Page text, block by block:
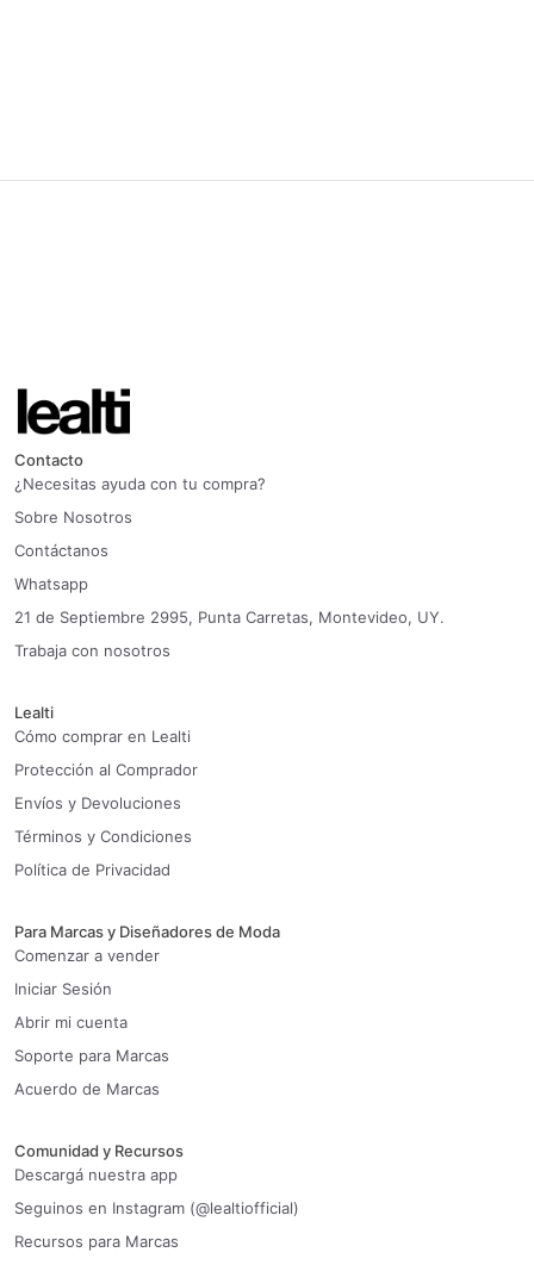
Contacto
¿Necesitas ayuda con tu compra?
Sobre Nosotros
Contáctanos
Whatsapp
21 de Septiembre 2995, Punta Carretas, Montevideo, UY.
Trabaja con nosotros
Lealti
Cómo comprar en Lealti
Protección al Comprador
Envíos y Devoluciones
Términos y Condiciones
Política de Privacidad
Para Marcas y Diseñadores de Moda
Comenzar a vender
Iniciar Sesión
Abrir mi cuenta
Soporte para Marcas
Acuerdo de Marcas
Comunidad y Recursos
Descargá nuestra app
Seguinos en Instagram (@lealtiofficial)
Recursos para Marcas